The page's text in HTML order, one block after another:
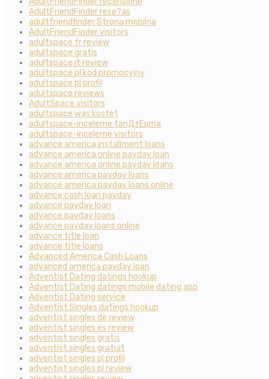
AdultFriendFinder rese?as
adultfriendfinder Strona mobilna
AdultFriendFinder visitors
adultspace fr review
adultspace gratis
adultspace it review
adultspace pl kod promocyjny
adultspace pl profil
adultspace reviews
AdultSpace visitors
adultspace was kostet
adultspace-inceleme tanД±Еџma
adultspace-inceleme visitors
advance america installment loans
advance america online payday loan
advance america online payday loans
advance america payday loans
advance america payday loans online
advance cash loan payday
advance payday loan
advance payday loans
advance payday loans online
advance title loan
advance title loans
Advanced America Cash Loans
advanced america payday loan
Adventist Dating datings hookup
Adventist Dating datings mobile dating app
Adventist Dating service
Adventist Singles datings hookup
adventist singles de review
adventist singles es review
adventist singles gratis
adventist singles gratuit
adventist singles pl profil
adventist singles pl review